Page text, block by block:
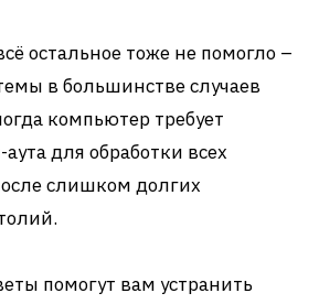
остальное тоже не помогло –
в большинстве случаев
компьютер требует
для обработки всех
слишком долгих
помогут вам устранить